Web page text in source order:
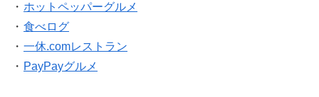
・ ホットペッパーグルメ
・ 食べログ
・ 一休.comレストラン
・ PayPayグルメ